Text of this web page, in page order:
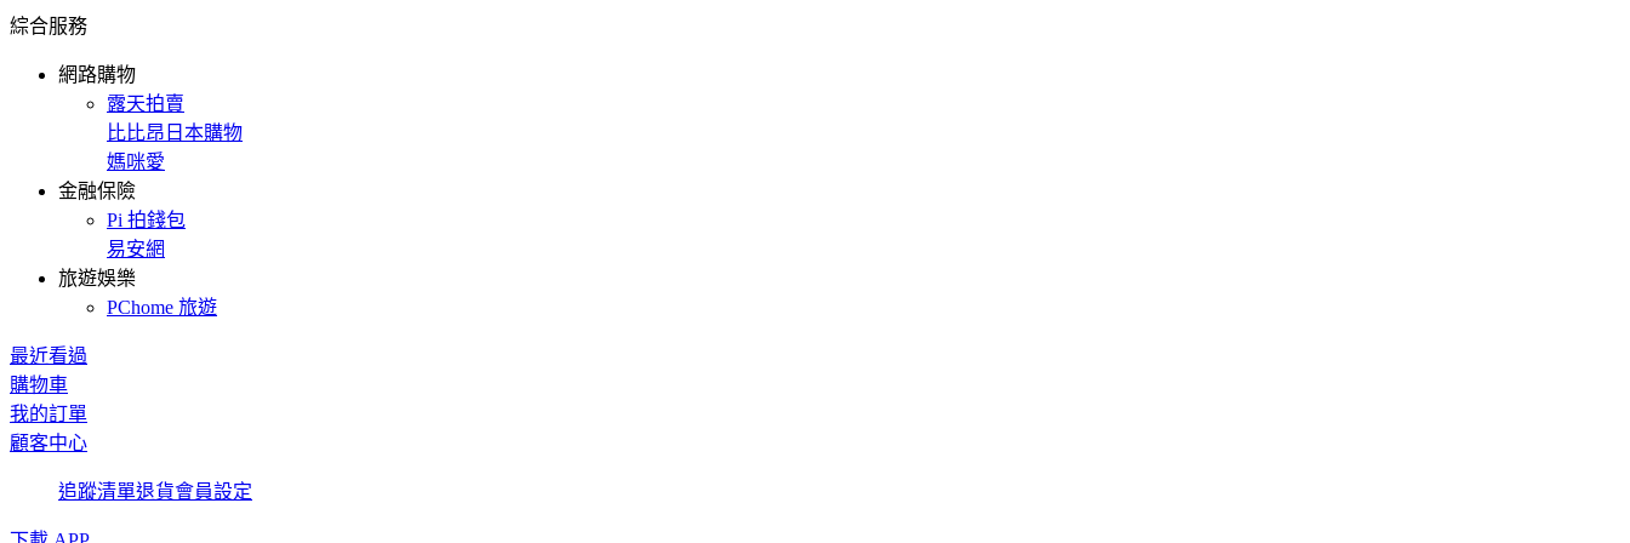
綜合服務
網路購物
露天拍賣
比比昂日本購物
媽咪愛
金融保險
Pi 拍錢包
易安網
旅遊娛樂
PChome 旅遊
最近看過
購物車
我的訂單
顧客中心
追蹤清單退貨會員設定